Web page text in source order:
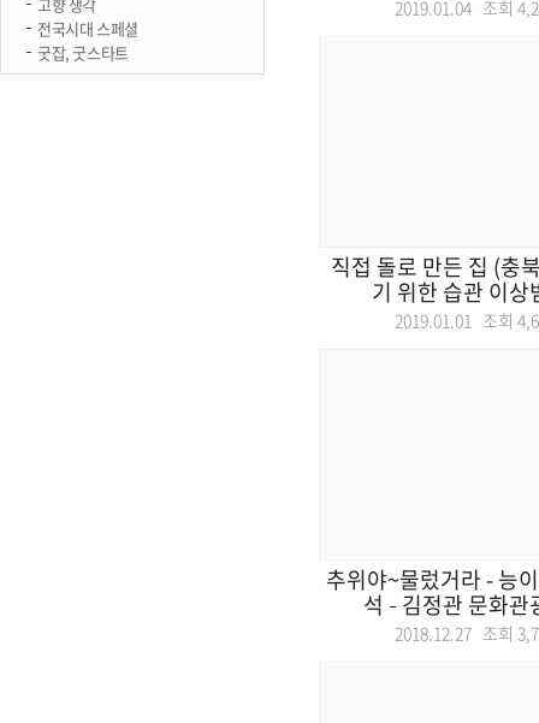
전국시대 스페셜
굿잡, 굿스타트
2019.01.04 조회
직접 돌로 만든 집 (충
기 위한 습관 이상
2019.01.01 조회
추위야~물렀거라 - 능
석 – 김정관 문화
2018.12.27 조회